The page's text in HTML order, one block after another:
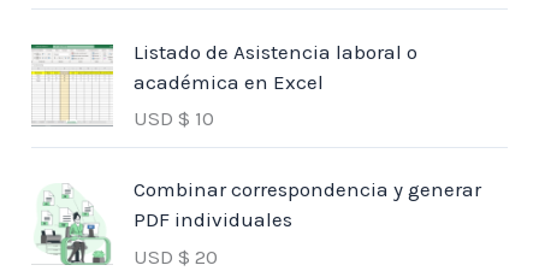
Listado de Asistencia laboral o
académica en Excel
USD $ 10
Combinar correspondencia y generar
PDF individuales
USD $ 20